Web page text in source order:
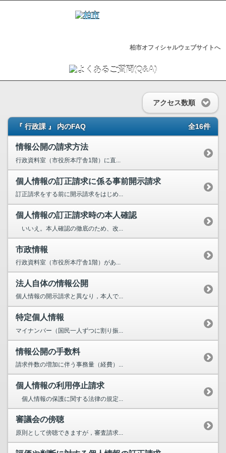
柏市オフィシャルウェブサイトへ
アクセス数順
『 行政課 』 内のFAQ 全16件
情報公開の請求方法
行政資料室（市役所本庁舎1階）に直...
個人情報の訂正請求に係る事前開示請求
訂正請求をする前に開示請求をはじめ...
個人情報の訂正請求時の本人確認
いいえ。本人確認の徹底のため、改...
市政情報
行政資料室（市役所本庁舎1階）があ...
法人自体の情報公開
個人情報の開示請求と異なり，本人で...
特定個人情報
マイナンバー（国民一人ずつに割り振...
情報公開の手数料
請求件数の増加に伴う事務量（経費）...
個人情報の利用停止請求
個人情報の保護に関する法律の規定...
審議会の傍聴
原則として傍聴できますが，審査請求...